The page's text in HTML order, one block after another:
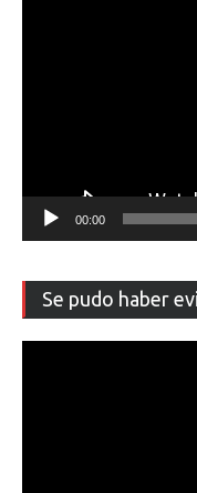
00:00
Se pudo haber